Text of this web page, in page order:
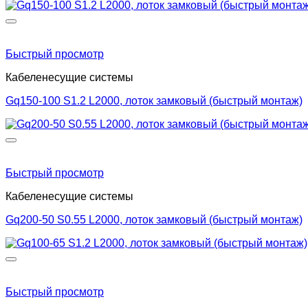
Быстрый просмотр
Кабеленесущие системы
Gq150-100 S1.2 L2000, лоток замковый (быстрый монтаж)
Быстрый просмотр
Кабеленесущие системы
Gq200-50 S0.55 L2000, лоток замковый (быстрый монтаж)
Быстрый просмотр